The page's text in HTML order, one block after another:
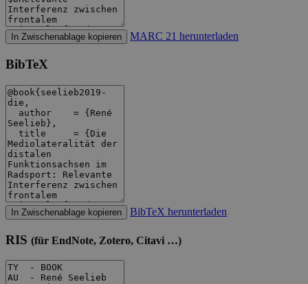
In Zwischenablage kopieren MARC 21 herunterladen
BibTeX
In Zwischenablage kopieren BibTeX herunterladen
RIS (für EndNote, Zotero, Citavi …)